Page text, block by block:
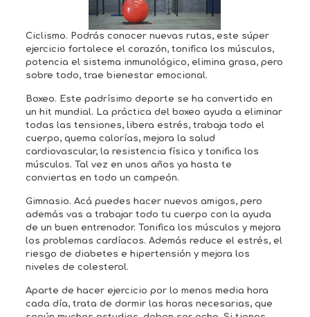
Ciclismo. Podrás conocer nuevas rutas, este súper
ejercicio fortalece el corazón, tonifica los músculos,
potencia el sistema inmunológico, elimina grasa, pero
sobre todo, trae bienestar emocional.
Boxeo. Este padrísimo deporte se ha convertido en
un hit mundial. La práctica del boxeo ayuda a eliminar
todas las tensiones, libera estrés, trabaja todo el
cuerpo, quema calorías, mejora la salud
cardiovascular, la resistencia física y tonifica los
músculos. Tal vez en unos años ya hasta te
conviertas en todo un campeón.
Gimnasio. Acá puedes hacer nuevos amigos, pero
además vas a trabajar todo tu cuerpo con la ayuda
de un buen entrenador. Tonifica los músculos y mejora
los problemas cardíacos. Además reduce el estrés, el
riesgo de diabetes e hipertensión y mejora los
niveles de colesterol.
Aparte de hacer ejercicio por lo menos media hora
cada día, trata de dormir las horas necesarias, que